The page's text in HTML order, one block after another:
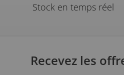
Stock en temps réel
Recevez les